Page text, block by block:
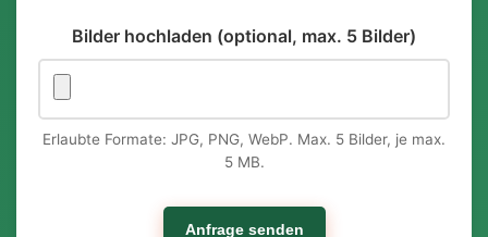
Bilder hochladen (optional, max. 5 Bilder)
Erlaubte Formate: JPG, PNG, WebP. Max. 5 Bilder, je max.
5 MB.
Anfrage senden